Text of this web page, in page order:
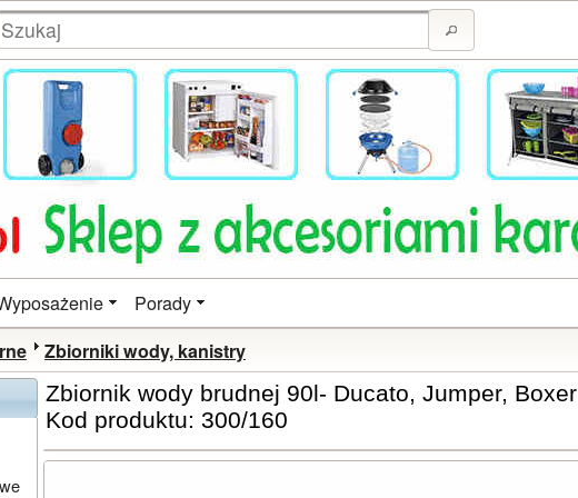
Porady
Zbiorniki wody, kanistry
Zbiornik wody brudnej 90l- Ducato, Jumper, Boxer
Kod produktu: 300/160